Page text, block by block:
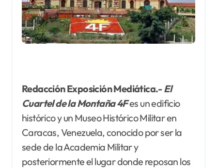
Redacción Exposición Mediática.-El
Cuartel de la Montaña 4Fes un edificio
histórico y un Museo Histórico Militar en
Caracas, Venezuela, conocido por ser la
sede de la Academia Militar y
posteriormente el lugar donde reposan los